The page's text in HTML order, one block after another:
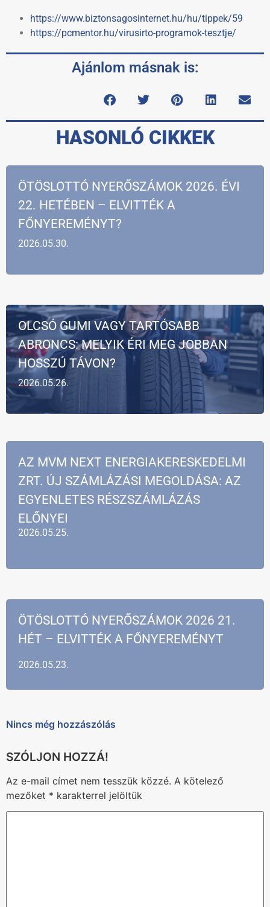
https://www.biztonsagosinternet.hu/hu/tippek/59
https://pcmentor.hu/virusirto-programok-tesztje/
Ajánlom másnak is:
HASONLÓ CIKKEK
2026.05.30.
ÖTÖSLOTTÓ NYERŐSZÁMOK 2026. ÉVI
22. HETÉBEN – ELVITTÉK A
FŐNYEREMÉNYT?
2026.05.26.
OLCSÓ GUMI VAGY TARTÓSABB
ABRONCS: MELYIK ÉRI MEG JOBBAN
HOSSZÚ TÁVON?
2026.05.25.
AZ MVM NEXT ENERGIAKERESKEDELMI
ZRT. ÚJ SZÁMLÁZÁSI MEGOLDÁSA: AZ
EGYENLETES RÉSZSZÁMLÁZÁS
ELŐNYEI
2026.05.23.
ÖTÖSLOTTÓ NYERŐSZÁMOK 2026 21.
HÉT – ELVITTÉK A FŐNYEREMÉNYT
Nincs még hozzászólás
Az e-mail címet nem tesszük közzé. A kötelező
mezőket * karakterrel jelöltük